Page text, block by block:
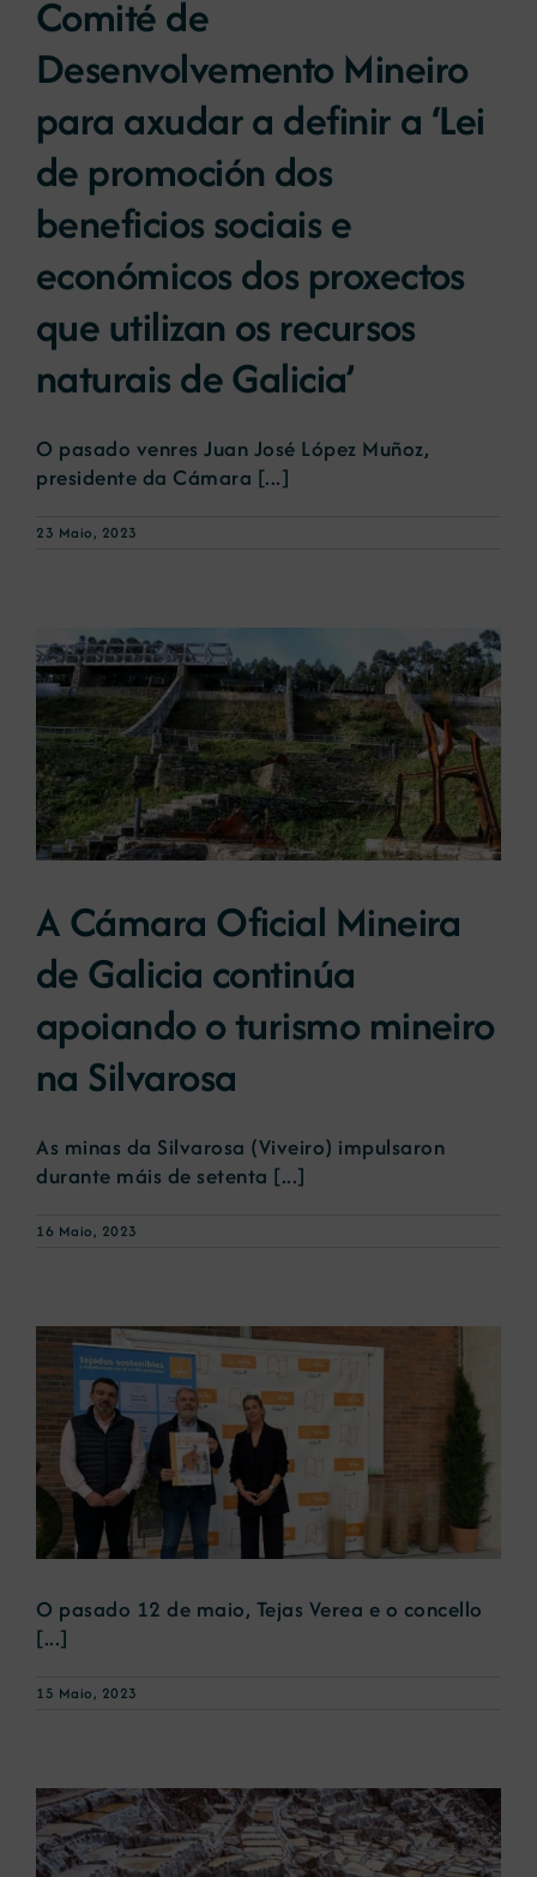
Novas
Portal de emprego
Contacto
Comité de
Desenvolvemento Mineiro
para axudar a definir a ‘Lei
de promoción dos
beneficios sociais e
económicos dos proxectos
que utilizan os recursos
naturais de Galicia’
O pasado venres Juan José López Muñoz,
presidente da Cámara [...]
23 Maio, 2023
A Cámara Oficial Mineira
de Galicia continúa
apoiando o turismo mineiro
na Silvarosa
As minas da Silvarosa (Viveiro) impulsaron
durante máis de setenta [...]
16 Maio, 2023
O pasado 12 de maio, Tejas Verea e o concello
[...]
15 Maio, 2023